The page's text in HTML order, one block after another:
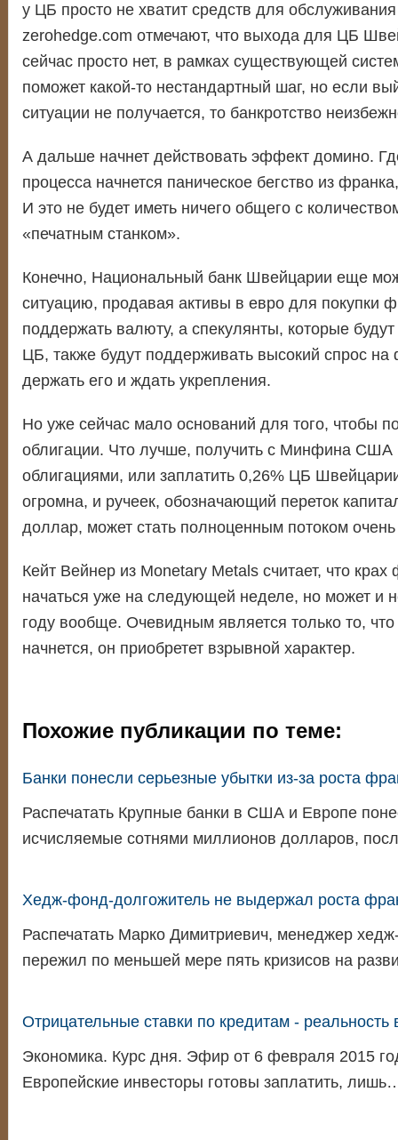
у ЦБ просто не хватит средств для
zerohedge.com отмечают, что выхода для ЦБ
сейчас просто нет, в рамках существующей
поможет какой-то нестандартный шаг, но если
ситуации не получается, то банкротство
А дальше начнет действовать эффект домино.
процесса начнется паническое бегство из
И это не будет иметь ничего общего с
«печатным станком».
Конечно, Национальный банк Швейцарии еще
ситуацию, продавая активы в евро для покупки
поддержать валюту, а спекулянты, которые
ЦБ, также будут поддерживать высокий спрос на
держать его и ждать укрепления.
Но уже сейчас мало оснований для того, чтобы
облигации. Что лучше, получить с Минфина США
облигациями, или заплатить 0,26% ЦБ
огромна, и ручеек, обозначающий переток
доллар, может стать полноценным потоком
Кейт Вейнер из Monetary Metals считает, что
начаться уже на следующей неделе, но может и
году вообще. Очевидным является только то, что
начнется, он приобретет взрывной характер.
Похожие публикации по теме:
Банки понесли серьезные убытки из-за роста
Распечатать Крупные банки в США и Европе
исчисляемые сотнями миллионов долларов,
Хедж-фонд-долгожитель не выдержал роста
Распечатать Марко Димитриевич, менеджер
пережил по меньшей мере пять кризисов на
Отрицательные ставки по кредитам - реальность
Экономика. Курс дня. Эфир от 6 февраля 2015
Европейские инвесторы готовы заплатить,